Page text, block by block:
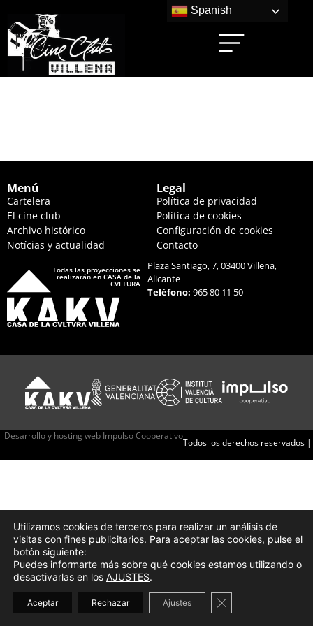
Menú
Cartelera
El cine club
Archivo histórico
Notícias y actualidad
Legal
Política de privacidad
Política de cookies
Configuración de cookies
Contacto
Todas las proyecciones se
realizarán en CASA de la
CVLTURA
Plaza Santiago, 7, 03400 Villena,
Alicante
Teléfono:965 80 11 50
Todos los derechos reservados |
Desarrollo y hosting web Impulso Cooperativo
Spanish
Utilizamos cookies de terceros para realizar un análisis de
visitas con fines publicitarios. Para aceptar las cookies, pulse el
botón siguiente:
Puedes informarte más sobre qué cookies estamos utilizando o
desactivarlas en los AJUSTES.
Aceptar Rechazar Ajustes Cerrar el banner de